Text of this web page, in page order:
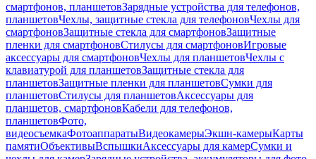
смартфонов, планшетовЗарядные устройства для телефонов,
планшетовЧехлы, защитные стекла для телефоновЧехлы для
смартфоновЗащитные стекла для смартфоновЗащитные
пленки для смартфоновСтилусы для смартфоновИгровые
аксессуары для смартфоновЧехлы для планшетовЧехлы с
клавиатурой для планшетовЗащитные стекла для
планшетовЗащитные пленки для планшетовСумки для
планшетовСтилусы для планшетовАксессуары для
планшетов, смартфоновКабели для телефонов,
планшетовФото,
видеосъемкаФотоаппаратыВидеокамерыЭкшн-камерыКарты
памятиОбъективыВспышкиАксессуары для камерСумки и